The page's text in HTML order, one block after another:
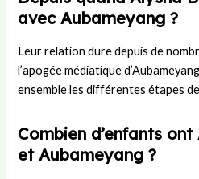
avec Aubameyang ?
Leur relation dure depuis de
l’apogée médiatique
ensemble les différentes étapes
Combien d’enfants
et Aubameyang ?